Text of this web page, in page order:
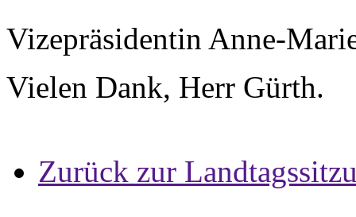
Vizepräsidentin Anne-
Vielen Dank, Herr Gürth.
Zurück zur